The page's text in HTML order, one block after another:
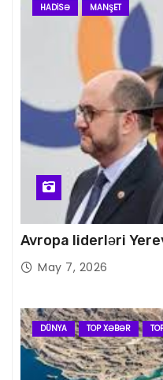
HADISƏ MANŞET
Avropa liderləri
May 7, 2026
DÜNYA TOP XƏBƏR